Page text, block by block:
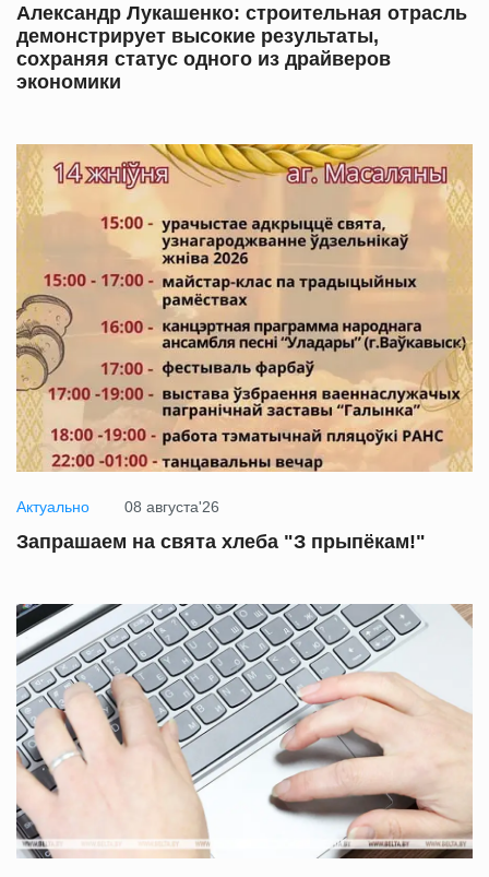
Александр Лукашенко: строительная отрасль
демонстрирует высокие результаты,
сохраняя статус одного из драйверов
экономики
Актуально 08 августа'26
Запрашаем на свята хлеба "З прыпёкам!"